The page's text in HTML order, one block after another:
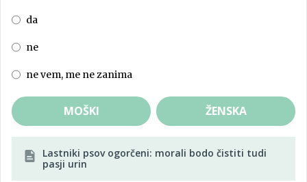
da
ne
ne vem, me ne zanima
MOŠKI ŽENSKA
Lastniki psov ogorčeni: morali bodo čistiti tudi
pasji urin